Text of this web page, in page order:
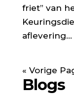
friet” van
aflevering...
« Vorige
Blogs